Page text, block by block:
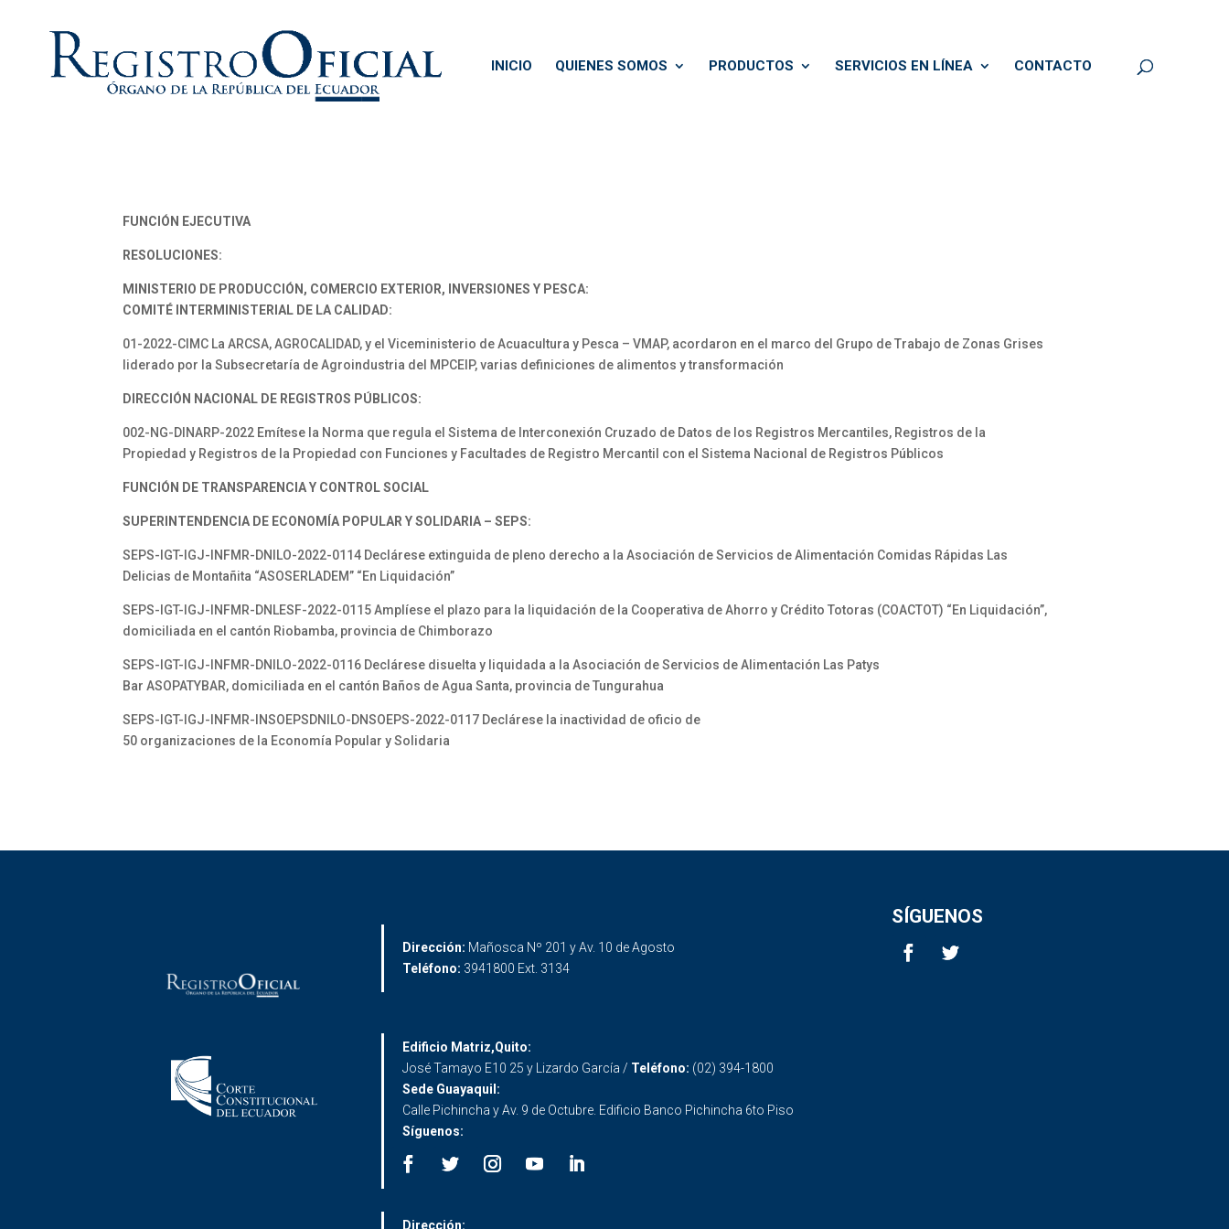
INICIO QUIENES SOMOS PRODUCTOS SERVICIOS EN LÍNEA CONTACTO
FUNCIÓN EJECUTIVA
RESOLUCIONES:
MINISTERIO DE PRODUCCIÓN, COMERCIO EXTERIOR, INVERSIONES Y PESCA:
COMITÉ INTERMINISTERIAL DE LA CALIDAD:
01-2022-CIMC La ARCSA, AGROCALIDAD, y el Viceministerio de Acuacultura y Pesca – VMAP, acordaron en el marco del Grupo de Trabajo de Zonas Grises
liderado por la Subsecretaría de Agroindustria del MPCEIP, varias definiciones de alimentos y transformación
DIRECCIÓN NACIONAL DE REGISTROS PÚBLICOS:
002-NG-DINARP-2022 Emítese la Norma que regula el Sistema de Interconexión Cruzado de Datos de los Registros Mercantiles, Registros de la
Propiedad y Registros de la Propiedad con Funciones y Facultades de Registro Mercantil con el Sistema Nacional de Registros Públicos
FUNCIÓN DE TRANSPARENCIA Y CONTROL SOCIAL
SUPERINTENDENCIA DE ECONOMÍA POPULAR Y SOLIDARIA – SEPS:
SEPS-IGT-IGJ-INFMR-DNILO-2022-0114 Declárese extinguida de pleno derecho a la Asociación de Servicios de Alimentación Comidas Rápidas Las
Delicias de Montañita “ASOSERLADEM” “En Liquidación”
SEPS-IGT-IGJ-INFMR-DNLESF-2022-0115 Amplíese el plazo para la liquidación de la Cooperativa de Ahorro y Crédito Totoras (COACTOT) “En Liquidación”,
domiciliada en el cantón Riobamba, provincia de Chimborazo
SEPS-IGT-IGJ-INFMR-DNILO-2022-0116 Declárese disuelta y liquidada a la Asociación de Servicios de Alimentación Las Patys
Bar ASOPATYBAR, domiciliada en el cantón Baños de Agua Santa, provincia de Tungurahua
SEPS-IGT-IGJ-INFMR-INSOEPSDNILO-DNSOEPS-2022-0117 Declárese la inactividad de oficio de
50 organizaciones de la Economía Popular y Solidaria
Dirección: Mañosca Nº 201 y Av. 10 de Agosto
Teléfono: 3941800 Ext. 3134
SÍGUENOS
Edificio Matriz,Quito:
José Tamayo E10 25 y Lizardo García / Teléfono: (02) 394-1800
Sede Guayaquil:
Calle Pichincha y Av. 9 de Octubre. Edificio Banco Pichincha 6to Piso
Síguenos:
Dirección: